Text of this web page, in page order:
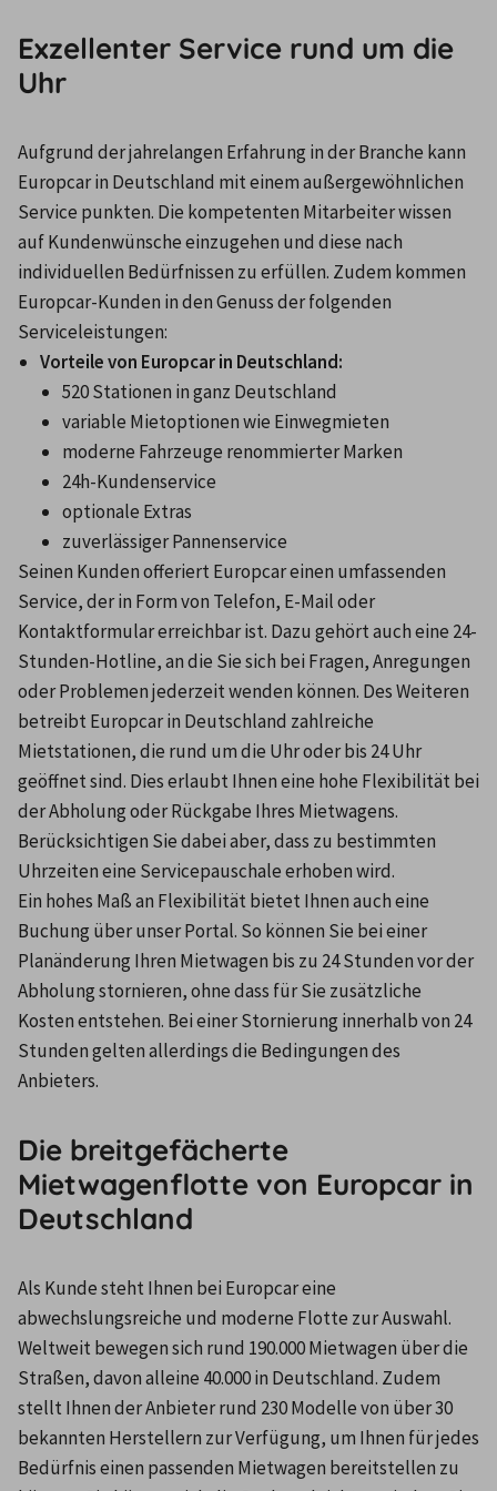
Exzellenter Service rund um die
Uhr
Aufgrund der jahrelangen Erfahrung in der Branche kann
Europcar in Deutschland mit einem außergewöhnlichen
Service punkten. Die kompetenten Mitarbeiter wissen
auf Kundenwünsche einzugehen und diese nach
individuellen Bedürfnissen zu erfüllen. Zudem kommen
Europcar-Kunden in den Genuss der folgenden
Serviceleistungen:
Vorteile von Europcar in Deutschland:
520 Stationen in ganz Deutschland
variable Mietoptionen wie Einwegmieten
moderne Fahrzeuge renommierter Marken
24h-Kundenservice
optionale Extras
zuverlässiger Pannenservice
Seinen Kunden offeriert Europcar einen umfassenden
Service, der in Form von Telefon, E-Mail oder
Kontaktformular erreichbar ist. Dazu gehört auch eine 24-
Stunden-Hotline, an die Sie sich bei Fragen, Anregungen
oder Problemen jederzeit wenden können. Des Weiteren
betreibt Europcar in Deutschland zahlreiche
Mietstationen, die rund um die Uhr oder bis 24 Uhr
geöffnet sind. Dies erlaubt Ihnen eine hohe Flexibilität bei
der Abholung oder Rückgabe Ihres Mietwagens.
Berücksichtigen Sie dabei aber, dass zu bestimmten
Uhrzeiten eine Servicepauschale erhoben wird.
Ein hohes Maß an Flexibilität bietet Ihnen auch eine
Buchung über unser Portal. So können Sie bei einer
Planänderung Ihren Mietwagen bis zu 24 Stunden vor der
Abholung stornieren, ohne dass für Sie zusätzliche
Kosten entstehen. Bei einer Stornierung innerhalb von 24
Stunden gelten allerdings die Bedingungen des
Anbieters.
Die breitgefächerte
Mietwagenflotte von Europcar in
Deutschland
Als Kunde steht Ihnen bei Europcar eine
abwechslungsreiche und moderne Flotte zur Auswahl.
Weltweit bewegen sich rund 190.000 Mietwagen über die
Straßen, davon alleine 40.000 in Deutschland. Zudem
stellt Ihnen der Anbieter rund 230 Modelle von über 30
bekannten Herstellern zur Verfügung, um Ihnen für jedes
Bedürfnis einen passenden Mietwagen bereitstellen zu